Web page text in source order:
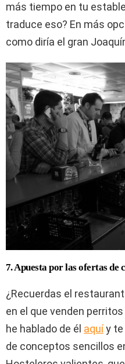
más tiempo en tu
traduce eso? En más
como diría el gran
7. Apuesta por las ofertas de
¿Recuerdas el
en el que venden
he hablado de él aquíy te
de conceptos sencillos